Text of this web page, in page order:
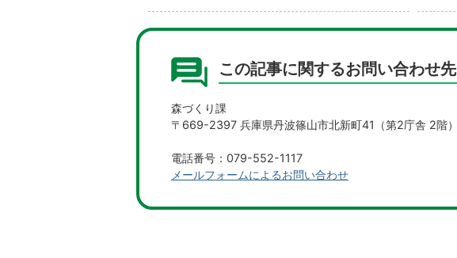
この記事に関するお問い合わせ先
森づくり課
〒669-2397 兵庫県丹波篠山市北新町41（第2庁舎 2階）
電話番号：079-552-1117
メールフォームによるお問い合わせ